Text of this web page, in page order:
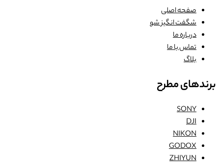
صفحه اصلی
شگفت انگیز شو
درباره ما
تماس با ما
بلاگ
برندهای مطرح
SONY
DJI
NIKON
GODOX
ZHIYUN